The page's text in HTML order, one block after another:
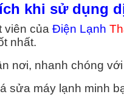
khi sử dụng
viên của Điện Lạnh
nhất.
nơi, nhanh chóng
sửa máy lạnh minh
Xem Tất Cả >>